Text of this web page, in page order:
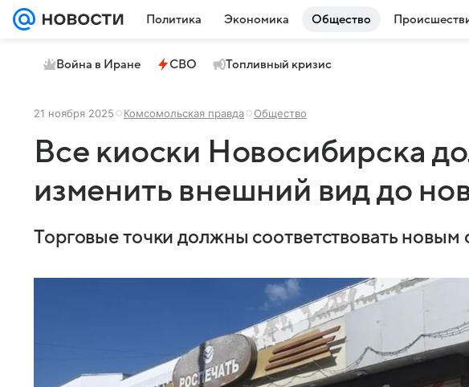
Политика Экономика Общество
Война в Иране СВО Топливный кризис
21 ноября 2025 Комсомольская правда Общество
Все киоски Новосибирска
изменить внешний вид до
Торговые точки должны соответствовать новым